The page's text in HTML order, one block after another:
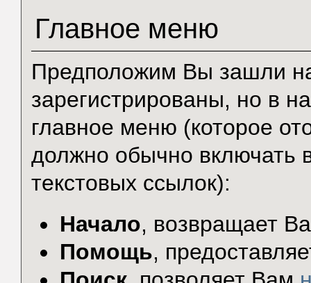
Главное меню
Предположим Вы зашли
зарегистрированы, но в
главное меню (которое
должно обычно включать
текстовых ссылок):
Начало, возвращает
Помощь,